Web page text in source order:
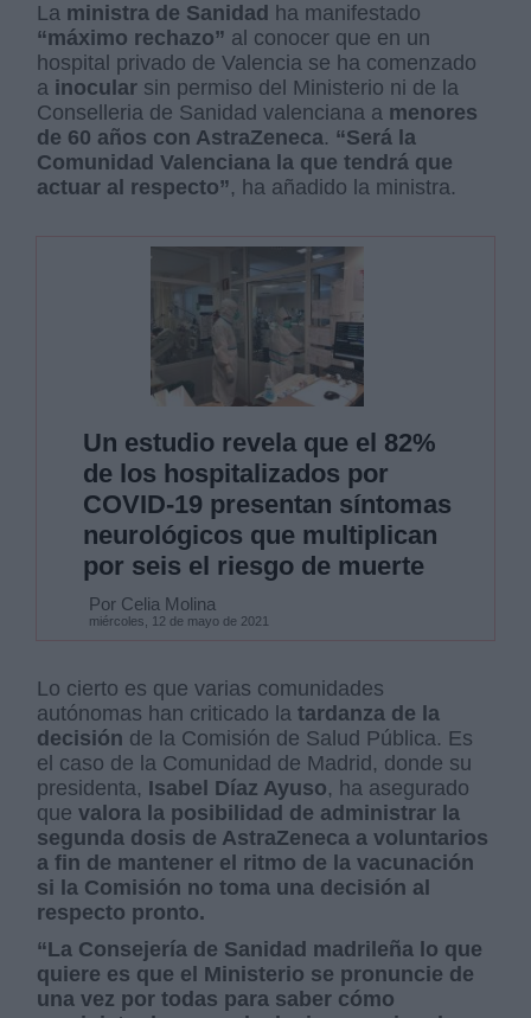
La ministra de Sanidad ha manifestado
“máximo rechazo” al conocer que en un
hospital privado de Valencia se ha comenzado
a inocular sin permiso del Ministerio ni de la
Conselleria de Sanidad valenciana a menores
de 60 años con AstraZeneca. “Será la
Comunidad Valenciana la que tendrá que
actuar al respecto”, ha añadido la ministra.
Un estudio revela que el 82%
de los hospitalizados por
COVID-19 presentan síntomas
neurológicos que multiplican
por seis el riesgo de muerte
Por Celia Molina
miércoles, 12 de mayo de 2021
Lo cierto es que varias comunidades
autónomas han criticado latardanza de la
decisión de la Comisión de Salud Pública. Es
el caso de la Comunidad de Madrid, donde su
presidenta, Isabel Díaz Ayuso, ha asegurado
quevalora la posibilidad de administrar la
segunda dosis de AstraZeneca a voluntarios
a fin de mantener el ritmo de la vacunación
si la Comisión no toma una decisión al
respecto pronto.
“La Consejería de Sanidad madrileña lo que
quiere es que el Ministerio se pronuncie de
una vez por todas para saber cómo